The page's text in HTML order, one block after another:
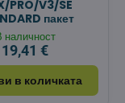
PRO/V3/SE
пакет
наличност
19,41 €
в количката